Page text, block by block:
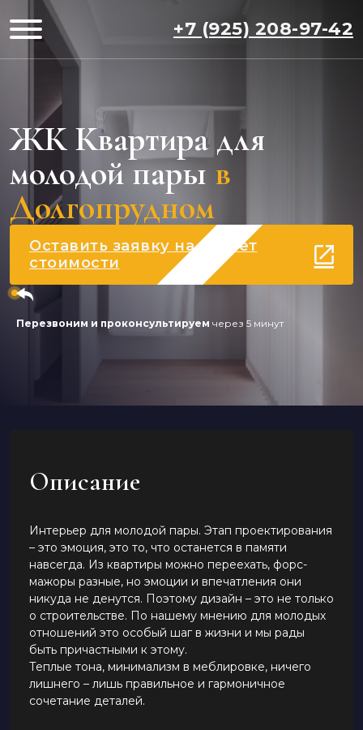
+7 (925) 208-97-42
ЖК Квартира для
молодой пары в
Долгопрудном
Оставить заявку на расчет
стоимости
Перезвоним и проконсультируем через 5 минут
Описание
Интерьер для молодой пары. Этап проектирования
– это эмоция, это то, что останется в памяти
навсегда. Из квартиры можно переехать, форс-
мажоры разные, но эмоции и впечатления они
никуда не денутся. Поэтому дизайн – это не только
о строительстве. По нашему мнению для молодых
отношений это особый шаг в жизни и мы рады
быть причастными к этому.
Теплые тона, минимализм в меблировке, ничего
лишнего – лишь правильное и гармоничное
сочетание деталей.